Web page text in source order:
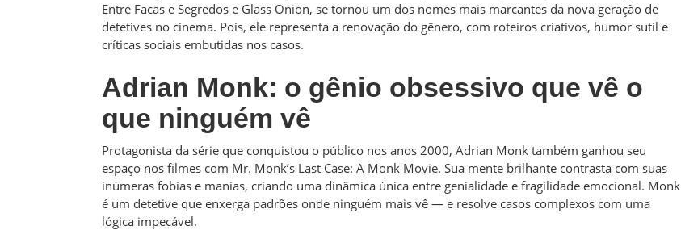
Entre Facas e Segredos e Glass Onion, se tornou um dos nomes mais marcantes da nova geração de
detetives no cinema. Pois, ele representa a renovação do gênero, com roteiros criativos, humor sutil e
críticas sociais embutidas nos casos.
Adrian Monk: o gênio obsessivo que vê o
que ninguém vê
Protagonista da série que conquistou o público nos anos 2000, Adrian Monk também ganhou seu
espaço nos filmes com Mr. Monk’s Last Case: A Monk Movie. Sua mente brilhante contrasta com suas
inúmeras fobias e manias, criando uma dinâmica única entre genialidade e fragilidade emocional. Monk
é um detetive que enxerga padrões onde ninguém mais vê — e resolve casos complexos com uma
lógica impecável.